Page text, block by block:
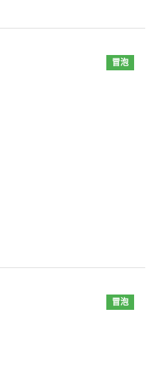
冒泡
冒泡